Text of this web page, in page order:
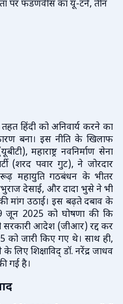
तहत हिंदी को अनिवार्य करने का
बना। इस नीति के खिलाफ
महाराष्ट्र नवनिर्माण सेना
(शरद पवार गुट), ने जोरदार
महायुति गठबंधन के भीतर
देसाई, और दादा भुसे ने भी
मांग उठाई। इस बढ़ते दबाव के
जून 2025 को घोषणा की कि
सरकारी आदेश (जीआर) रद्द कर
को जारी किए गए थे। साथ ही,
लिए शिक्षाविद् डॉ. नरेंद्र जाधव
गई है।